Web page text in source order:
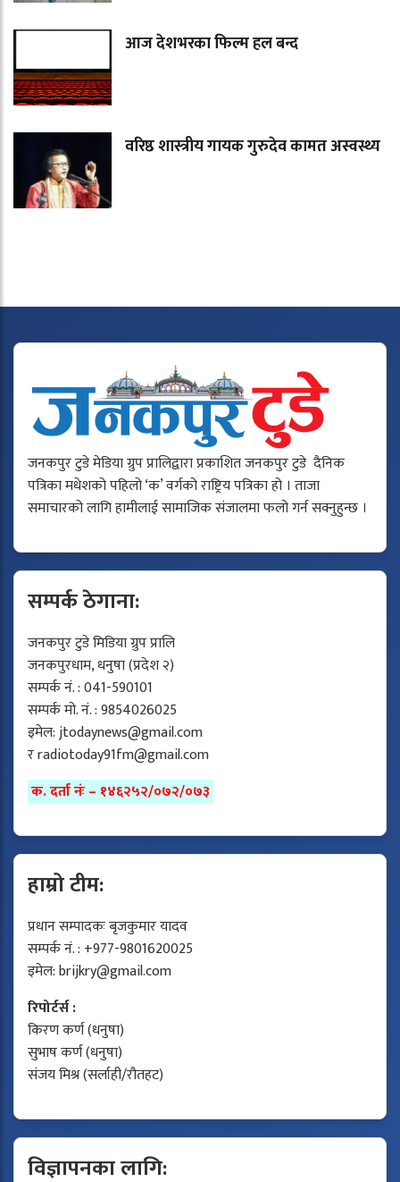
आज देशभरका फिल्म हल बन्द
वरिष्ठ शास्त्रीय गायक गुरुदेव कामत अस्वस्थ्य
जनकपुर टुडे मेडिया ग्रुप प्रालिद्वारा प्रकाशित जनकपुर टुडे दैनिक
पत्रिका मधेशको पहिलो ‘क’ वर्गको राष्ट्रिय पत्रिका हो । ताजा
समाचारको लागि हामीलाई सामाजिक संजालमा फलो गर्न सक्नुहुन्छ ।
सम्पर्क ठेगाना:
जनकपुर टुडे मिडिया ग्रुप प्रालि
जनकपुरधाम, धनुषा (प्रदेश २)
सम्पर्क नं. : 041-590101
सम्पर्क मो. नं. : 9854026025
इमेल:jtodaynews@gmail.com
रradiotoday91fm@gmail.com
क. दर्ता नंः – १४६२५२/०७२/०७३
हाम्रो टीम:
प्रधान सम्पादकः बृजकुमार यादव
सम्पर्क नं. : +977-9801620025
इमेल:brijkry@gmail.com
रिपोर्टर्स :
किरण कर्ण (धनुषा)
सुभाष कर्ण (धनुषा)
संजय मिश्र (सर्लाही/रौतहट)
विज्ञापनका लागि: